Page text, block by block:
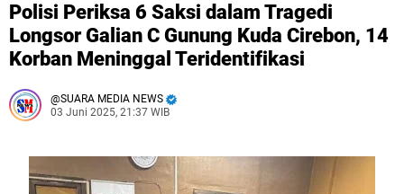
Polisi Periksa 6 Saksi dalam Tragedi
Longsor Galian C Gunung Kuda Cirebon, 14
Korban Meninggal Teridentifikasi
SUARA MEDIA NEWS
03 Juni 2025, 21:37 WIB